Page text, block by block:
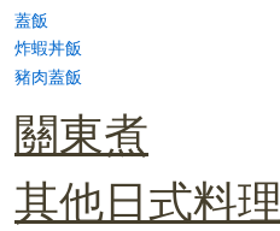
蓋飯
炸蝦丼飯
豬肉蓋飯
關東煮
其他日式料理